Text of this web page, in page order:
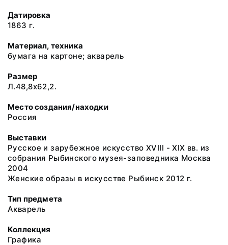
Датировка
1863 г.
Материал, техника
бумага на картоне; акварель
Размер
Л.48,8x62,2.
Место создания/находки
Россия
Выставки
Русское и зарубежное искусство XVIII - XIX вв. из
собрания Рыбинского музея-заповедника Москва
2004
Женские образы в искусстве Рыбинск 2012 г.
Тип предмета
Акварель
Коллекция
Графика